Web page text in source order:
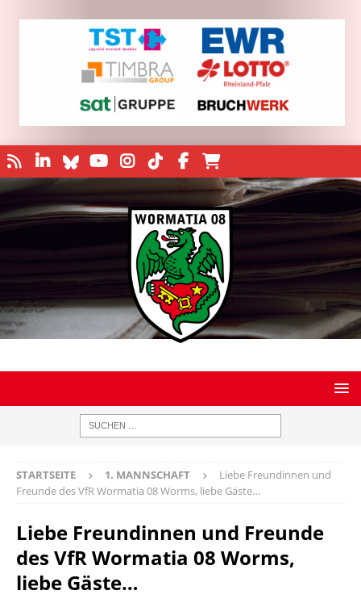
STARTSEITE 1. MANNSCHAFT
Liebe Freundinnen und
Freunde des VfR Wormatia 08 Worms, liebe Gäste…
Liebe Freundinnen und Freunde
des VfR Wormatia 08 Worms,
liebe Gäste…